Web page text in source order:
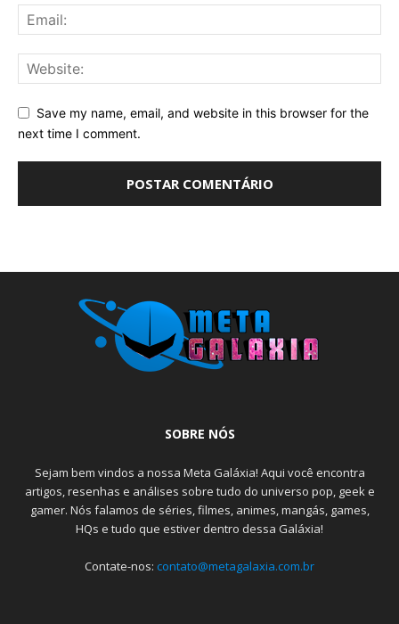
Save my name, email, and website in this browser for the
next time I comment.
SOBRE NÓS
Sejam bem vindos a nossa Meta Galáxia! Aqui você encontra
artigos, resenhas e análises sobre tudo do universo pop, geek e
gamer. Nós falamos de séries, filmes, animes, mangás, games,
HQs e tudo que estiver dentro dessa Galáxia!
Contate-nos: contato@metagalaxia.com.br